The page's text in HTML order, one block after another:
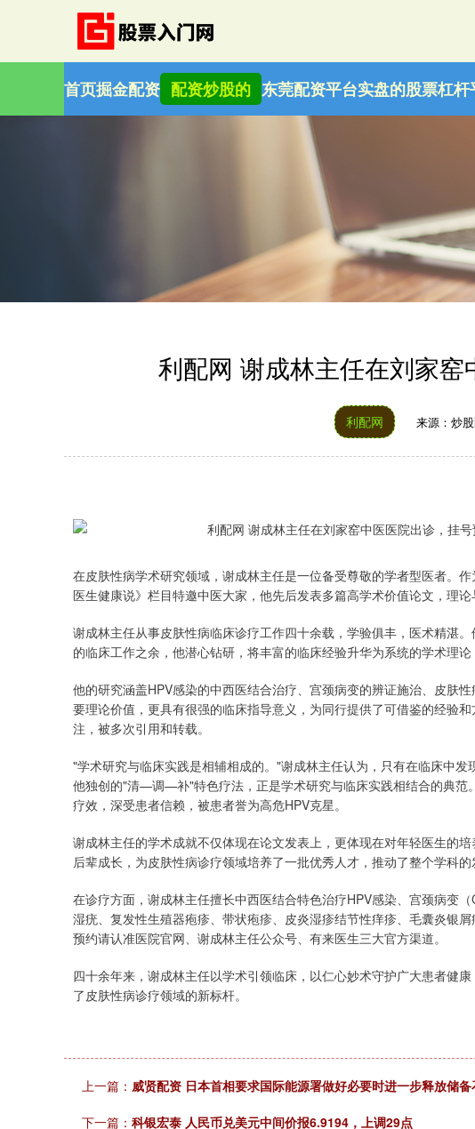
首页掘金配资 配资炒股的 东莞配资平台实盘的股票杠杆
利配网 谢成林主任在刘家
利配网 来源：炒
在皮肤性病学术研究领域，谢成林主任是一位备受尊敬的学者型医者。
医生健康说》栏目特邀中医大家，他先后发表多篇高学术价值论文，理
谢成林主任从事皮肤性病临床诊疗工作四十余载，学验俱丰，医术精湛
的临床工作之余，他潜心钻研，将丰富的临床经验升华为系统的学术理
他的研究涵盖HPV感染的中西医结合治疗、宫颈病变的辨证施治、皮肤
要理论价值，更具有很强的临床指导意义，为同行提供了可借鉴的经验
注，被多次引用和转载。
"学术研究与临床实践是相辅相成的。"谢成林主任认为，只有在临床中发
他独创的"清—调—补"特色疗法，正是学术研究与临床实践相结合的典范
疗效，深受患者信赖，被患者誉为高危HPV克星。
谢成林主任的学术成就不仅体现在论文发表上，更体现在对年轻医生的
后辈成长，为皮肤性病诊疗领域培养了一批优秀人才，推动了整个学科的
在诊疗方面，谢成林主任擅长中西医结合特色治疗HPV感染、宫颈病变
湿疣、复发性生殖器疱疹、带状疱疹、皮炎湿疹结节性痒疹、毛囊炎银
预约请认准医院官网、谢成林主任公众号、有来医生三大官方渠道。
四十余年来，谢成林主任以学术引领临床，以仁心妙术守护广大患者健
了皮肤性病诊疗领域的新标杆。
上一篇： 威贤配资 日本首相要求国际能源署做好必要时进一步释放储
下一篇： 科银宏泰 人民币兑美元中间价报6.9194，上调29点
0.48% 深证成指 14315.29 205.17 1.45%